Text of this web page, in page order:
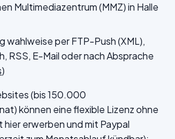
Multimediazentrum (MMZ) in Halle
wahlweise per FTP-Push (XML),
RSS, E-Mail oder nach Absprache
)
(bis 150.000
können eine flexible Lizenz ohne
erwerben und mit Paypal